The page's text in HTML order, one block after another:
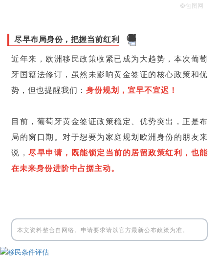
©包图网
尽早布局身份，把握当前红利
近年来，欧洲移民政策收紧已成为大趋势，本次葡萄
牙国籍法修订，虽然未影响黄金签证的核心政策和优
势，但也提醒我们： 身份规划，宜早不宜迟！
目前，葡萄牙黄金签证政策稳定、优势突出，正是布
局的窗口期。对于想要为家庭规划欧洲身份的朋友来
说， 尽早申请，既能锁定当前的居留政策红利，也能
在未来身份进阶中占据主动。
本文资料整合自网络。申请要求请以官方最新公布政策为准。